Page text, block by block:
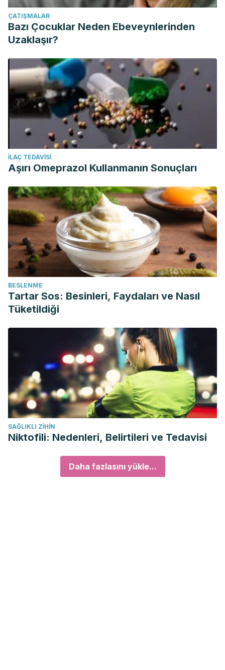
ÇATIŞMALAR
Bazı Çocuklar Neden Ebeveynlerinden
Uzaklaşır?
İLAÇ TEDAVISI
Aşırı Omeprazol Kullanmanın Sonuçları
BESLENME
Tartar Sos: Besinleri, Faydaları ve Nasıl
Tüketildiği
SAĞLIKLI ZIHIN
Niktofili: Nedenleri, Belirtileri ve Tedavisi
Daha fazlasını yükle...